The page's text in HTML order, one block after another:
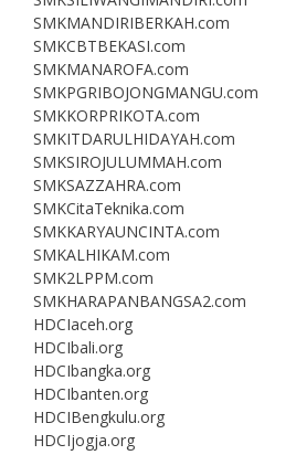
SMKMANDIRIBERKAH.com
SMKCBTBEKASI.com
SMKMANAROFA.com
SMKPGRIBOJONGMANGU.com
SMKKORPRIKOTA.com
SMKITDARULHIDAYAH.com
SMKSIROJULUMMAH.com
SMKSAZZAHRA.com
SMKCitaTeknika.com
SMKKARYAUNCINTA.com
SMKALHIKAM.com
SMK2LPPM.com
SMKHARAPANBANGSA2.com
HDCIaceh.org
HDCIbali.org
HDCIbangka.org
HDCIbanten.org
HDCIBengkulu.org
HDCIjogja.org